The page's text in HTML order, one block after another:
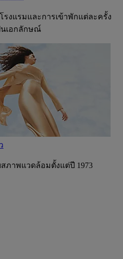
งแรมและการเข้าพักแต่ละครั้ง
นเอกลักษณ์
ภาพแวดล้อมตั้งแต่ปี 1973